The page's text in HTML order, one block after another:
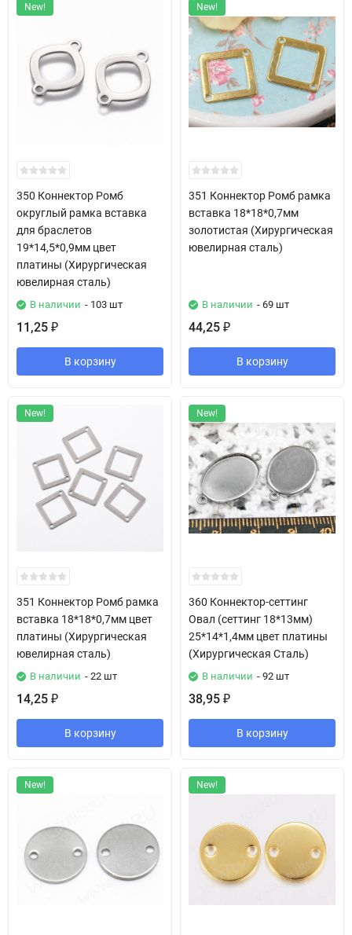
New!
350 Коннектор Ромб
округлый рамка вставка
для браслетов
19*14,5*0,9мм цвет
платины (Хирургическая
ювелирная сталь)
В наличии - 103 шт
11,25 ₽
В корзину
New!
351 Коннектор Ромб рамка
вставка 18*18*0,7мм
золотистая (Хирургическая
ювелирная сталь)
В наличии - 69 шт
44,25 ₽
В корзину
New!
351 Коннектор Ромб рамка
вставка 18*18*0,7мм цвет
платины (Хирургическая
ювелирная сталь)
В наличии - 22 шт
14,25 ₽
В корзину
New!
360 Коннектор-сеттинг
Овал (сеттинг 18*13мм)
25*14*1,4мм цвет платины
(Хирургическая Сталь)
В наличии - 92 шт
38,95 ₽
В корзину
New! New!